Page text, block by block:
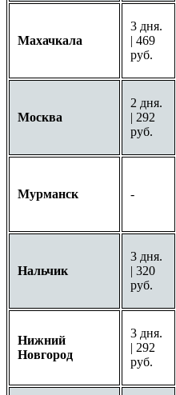
Махачкала
3 дня.
| 469
руб.
Москва
2 дня.
| 292
руб.
Мурманск -
Нальчик
3 дня.
| 320
руб.
Нижний
Новгород
3 дня.
| 292
руб.